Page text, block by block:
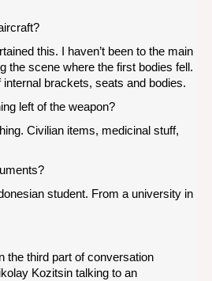
this. I haven’t been to the main
the scene where the first bodies fell.
brackets, seats and bodies.
left of the weapon?
Civilian items, medicinal stuff,
student. From a university in
the third part of conversation
Kozitsin talking to an